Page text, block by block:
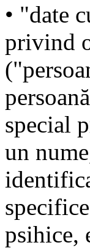
• "date
privind
special
un
psihice,